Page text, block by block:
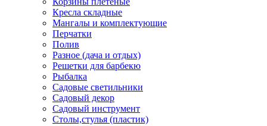
Кресла складные
Мангалы и комплектующие
Перчатки
Полив
Разное (дача и отдых)
Решетки для барбекю
Рыбалка
Садовые светильники
Садовый декор
Садовый инструмент
Столы,стулья (пластик)